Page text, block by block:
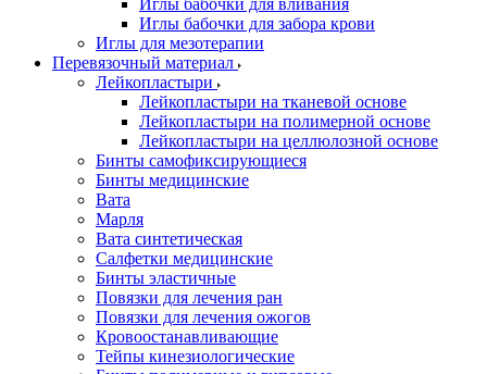
Иглы бабочки для вливания
Иглы бабочки для забора крови
Иглы для мезотерапии
Перевязочный материал
Лейкопластыри
Лейкопластыри на тканевой основе
Лейкопластыри на полимерной основе
Лейкопластыри на целлюлозной основе
Бинты самофиксирующиеся
Бинты медицинские
Вата
Марля
Вата синтетическая
Салфетки медицинские
Бинты эластичные
Повязки для лечения ран
Повязки для лечения ожогов
Кровоостанавливающие
Тейпы кинезиологические